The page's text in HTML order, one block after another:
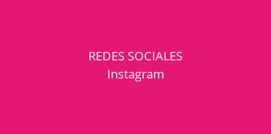
REDES SOCIALES
Instagram